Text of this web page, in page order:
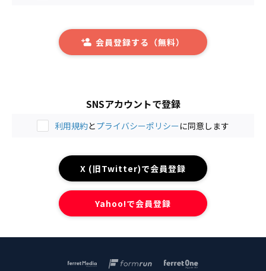
SNSアカウントで登録
利用規約とプライバシーポリシーに同意します
X (旧Twitter)で会員登録
Yahoo!で会員登録
会員登録する（無料）